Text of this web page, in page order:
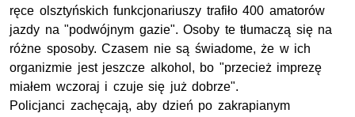
ręce olsztyńskich funkcjonariuszy trafiło 400 amatorów
jazdy na "podwójnym gazie". Osoby te tłumaczą się na
różne sposoby. Czasem nie są świadome, że w ich
organizmie jest jeszcze alkohol, bo "przecież imprezę
miałem wczoraj i czuje się już dobrze".
Policjanci zachęcają, aby dzień po zakrapianym